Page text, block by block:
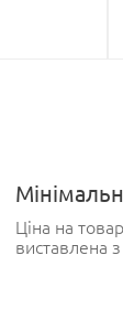
Ціна на
виставлена